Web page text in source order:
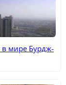
в мире Бурдж-